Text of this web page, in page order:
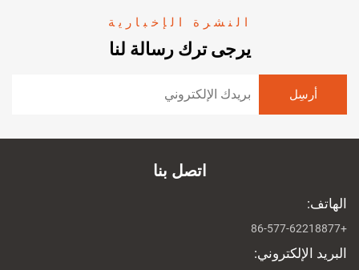
النشرة الإخبارية
يرجى ترك رسالة لنا
اتصل بنا
الهاتف:
+86-577-62218877
البريد الإلكتروني: